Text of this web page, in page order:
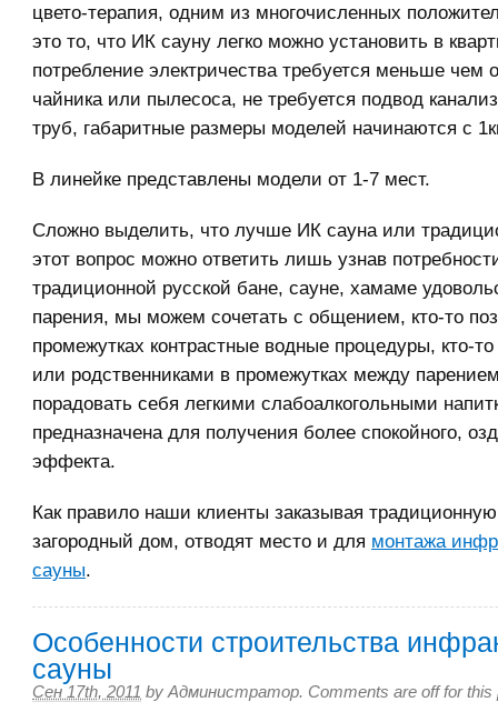
цвето-терапия, одним из многочисленных
это то, что ИК сауну легко можно установить в
потребление электричества требуется меньше чем
чайника или пылесоса, не требуется подвод
труб, габаритные размеры моделей начинаются с
В линейке представлены модели от 1-7 мест.
Сложно выделить, что лучше ИК сауна или
этот вопрос можно ответить лишь узнав
традиционной русской бане, сауне, хамаме
парения, мы можем сочетать с общением, кто-то
промежутках контрастные водные процедуры, кто-
или родственниками в промежутках между
порадовать себя легкими слабоалкогольными
предназначена для получения более спокойного,
эффекта.
Как правило наши клиенты заказывая
загородный дом, отводят место и для монтажа
сауны.
Особенности строительства
сауны
Сен 17th, 2011 by Администратор. Comments are off for this